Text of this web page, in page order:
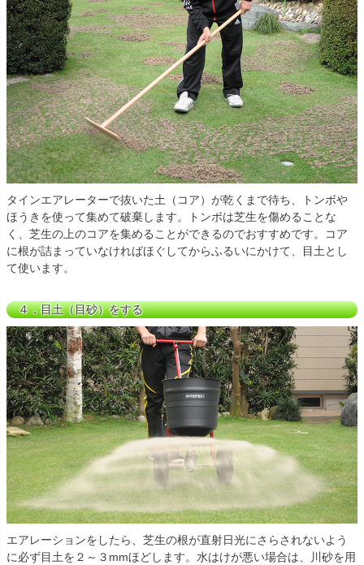
タインエアレーターで抜いた土（コア）が乾くまで待ち、トンボや
ほうきを使って集めて破棄します。トンボは芝生を傷めることな
く、芝生の上のコアを集めることができるのでおすすめです。コア
に根が詰まっていなければほぐしてからふるいにかけて、目土とし
て使います。
４．目土（目砂）をする
エアレーションをしたら、芝生の根が直射日光にさらされないよう
に必ず目土を２～３mmほどします。水はけが悪い場合は、川砂を用